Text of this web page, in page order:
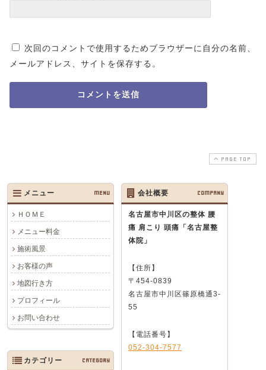
次回のコメントで使用するためブラウザーに自分の名前、
メールアドレス、サイトを保存する。
PAGE TOP
メニュー MENU
ＨＯＭＥ
メニュー料金
施術風景
お客様の声
地図行き方
プロフィール
お問い合わせ
会社概要 COMPANY
名古屋市中川区の整体 腰
痛 肩こり 頭痛 「名古屋整
体院」
【住所】
〒454-0839
名古屋市中川区篠原橋通3-
55
【電話番号】
052-304-7577
カテゴリー CATEGORY